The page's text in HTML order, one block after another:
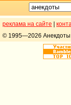
реклама на сайте
© 1995—2026 Анекдоты